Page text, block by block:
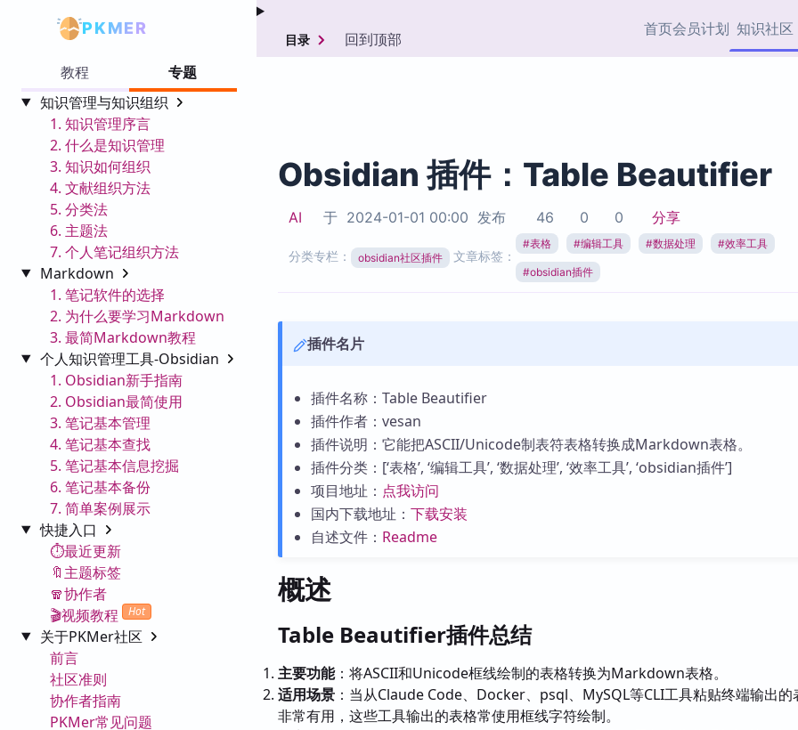
PKMER 首页会员计划 知识社区
协作者
热门链接Top5
载
加速访问 Obsidian 官方
市场
Zotero 插件
教程
专题
知识管理与知识组织
1. 知识管理序言
2. 什么是知识管理
3. 知识如何组织
4. 文献组织方法
5. 分类法
6. 主题法
7. 个人笔记组织方法
Markdown
1. 笔记软件的选择
2. 为什么要学习Markdown
3. 最简Markdown教程
个人知识管理工具-Obsidian
1. Obsidian新手指南
2. Obsidian最简使用
3. 笔记基本管理
4. 笔记基本查找
5. 笔记基本信息挖掘
6. 笔记基本备份
7. 简单案例展示
快捷入口
⏱️最近更新
🔖主题标签
🧣协作者
🎬视频教程
Hot
关于PKMer社区
前言
社区准则
协作者指南
PKMer常见问题
目录 回到顶部
Obsidian 插件：Table Beautifier
AI 于 2024-01-01 00:00 发布 46 0 0 分享
分类专栏： obsidian社区插件 文章标签：
#表格 #编辑工具 #数据处理 #效率工具
#obsidian插件
插件名片
插件名称：Table Beautifier
插件作者：vesan
插件说明：它能把ASCII/Unicode制表符表格转换成Markdown表格。
插件分类：[‘表格’, ‘编辑工具’, ‘数据处理’, ‘效率工具’, ‘obsidian插件’]
项目地址： 点我访问
国内下载地址： 下载安装
自述文件： Readme
概述
Table Beautifier插件总结
主要功能：将ASCII和Unicode框线绘制的表格转换为Markdown表格。
适用场景 ：当从Claude Code、Docker、psql、MySQL等CLI工具粘贴终端输出的
非常有用，这些工具输出的表格常使用框线字符绘制。